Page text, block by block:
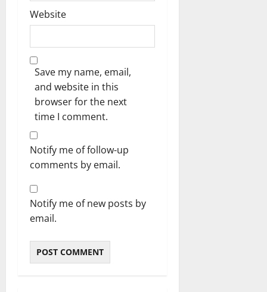
Website
Save my name, email,
and website in this
browser for the next
time I comment.
Notify me of follow-up
comments by email.
Notify me of new posts by
email.